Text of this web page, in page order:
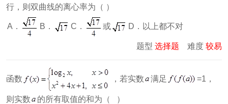
行，则双曲线的离心率为（ ）
A． B． C． 或 D．以上都不对
题型 选择题 难度 较易
函数 ，若实数 满足 =1，
则实数 的所有取值的和为（ ）